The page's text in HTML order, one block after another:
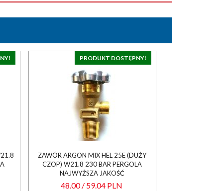
PRODUKT DOSTĘPNY!
ZAWÓR ARGON MIX HEL 25E (DUŻY
CZOP) W21.8 230 BAR PERGOLA
NAJWYŻSZA JAKOŚĆ
48.00 / 59.04 PLN